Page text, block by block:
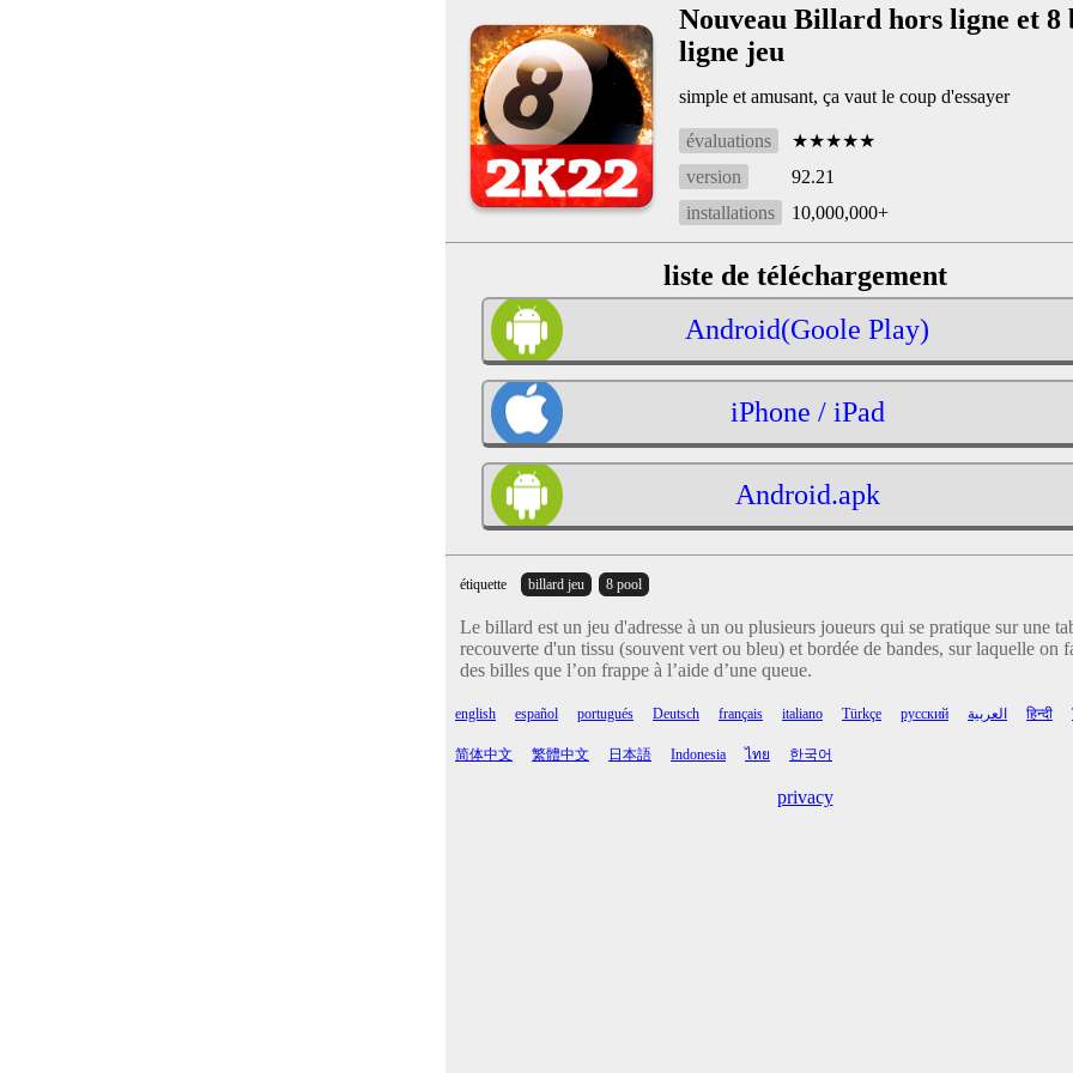
Nouveau Billard hors ligne et 8
ligne jeu
simple et amusant, ça vaut le coup d'essayer
évaluations
★★★★★
version
92.21
installations
10,000,000+
liste de téléchargement
Android(Goole Play)
iPhone / iPad
Android.apk
étiquette billard jeu 8 pool
Le billard est un jeu d'adresse à un ou plusieurs joueurs qui se pratique sur une
recouverte d'un tissu (souvent vert ou bleu) et bordée de bandes, sur laquelle on
des billes que l’on frappe à l’aide d’une queue.
english español portugués Deutsch français italiano Türkçe русский العربية हिन्दी
简体中文 繁體中文 日本語 Indonesia ไทย 한국어
privacy